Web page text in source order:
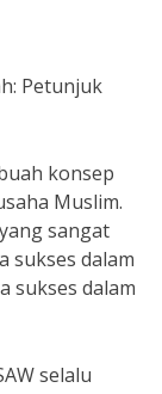
Petunjuk
konsep
Muslim.
sangat
sukses dalam
sukses dalam
selalu